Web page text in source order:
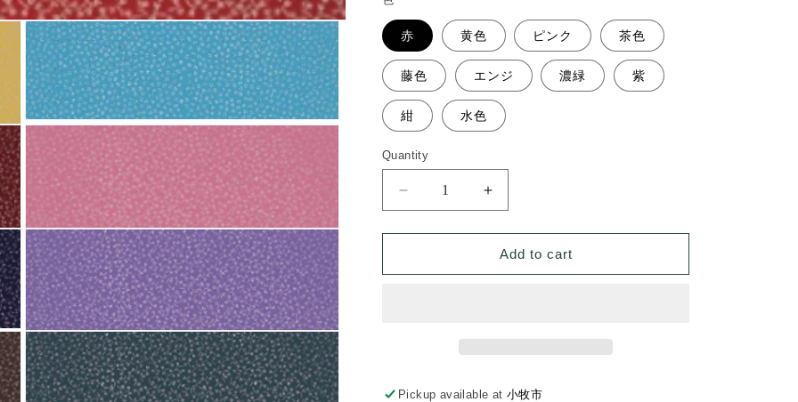
Open
modal
Open
media
5
in
modal
Open
media
7
in
modal
赤 黄色 ピンク 茶色
藤色 エンジ 濃緑 紫
紺 水色
Quantity
Decrease
quantity
for
州
Increase
quantity
for
遠
州
染
Add to cart
Pickup available at小牧市